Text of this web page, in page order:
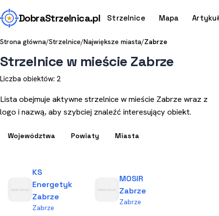
DobraStrzelnica.pl Strzelnice Mapa
Strona główna/Strzelnice/Największe miasta/Zabrze
Strzelnice w mieście Zabrze
Liczba obiektów: 2
Lista obejmuje aktywne strzelnice w mieście Zabrze wraz z
logo i nazwą, aby szybciej znaleźć interesujący obiekt.
Województwa Powiaty Miasta
KS
Energetyk
Zabrze
Zabrze
MOSIR
Zabrze
Zabrze